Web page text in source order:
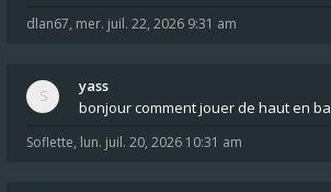
dlan67, mer. juil. 22, 2026 9:31 am
yass
bonjour comment jouer de haut en
Soflette, lun. juil. 20, 2026 10:31 am